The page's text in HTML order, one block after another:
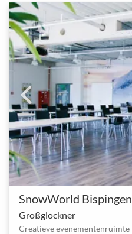
SnowWorld Bispingen
Großglockner